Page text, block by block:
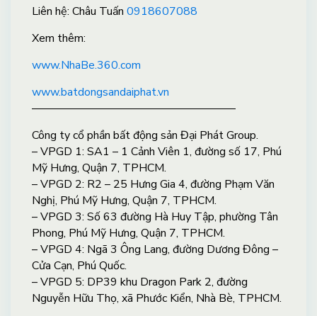
Liên hệ: Châu Tuấn 0918607088
Xem thêm:
www.NhaBe.360.com
www.batdongsandaiphat.vn
——————————————————
Công ty cổ phần bất động sản Đại Phát Group.
– VPGD 1: SA1 – 1 Cảnh Viên 1, đường số 17, Phú
Mỹ Hưng, Quận 7, TPHCM.
– VPGD 2: R2 – 25 Hưng Gia 4, đường Phạm Văn
Nghị, Phú Mỹ Hưng, Quận 7, TPHCM.
– VPGD 3: Số 63 đường Hà Huy Tập, phường Tân
Phong, Phú Mỹ Hưng, Quận 7, TPHCM.
– VPGD 4: Ngã 3 Ông Lang, đường Dương Đông –
Cửa Cạn, Phú Quốc.
– VPGD 5: DP39 khu Dragon Park 2, đường
Nguyễn Hữu Thọ, xã Phước Kiển, Nhà Bè, TPHCM.